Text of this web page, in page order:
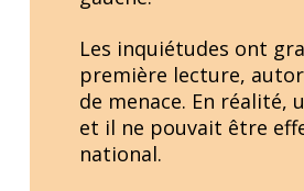
Les inquiétudes ont
première lecture,
de menace. En réalité,
et il ne pouvait être
national.